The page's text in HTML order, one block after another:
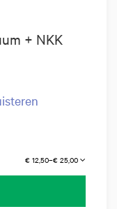
+ NKK
€ 12,50–€ 25,00